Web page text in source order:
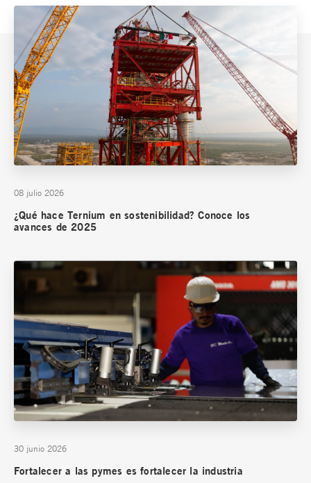
08 julio 2026
¿Qué hace Ternium en sostenibilidad? Conoce los
avances de 2025
30 junio 2026
Fortalecer a las pymes es fortalecer la industria